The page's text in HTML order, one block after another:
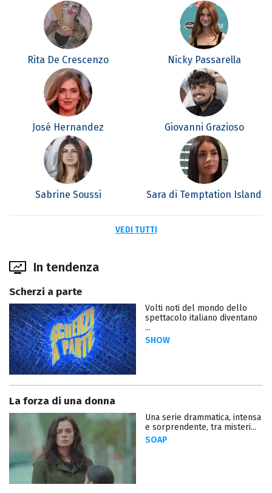
Rita De Crescenzo Nicky Passarella
José Hernandez Giovanni Grazioso
Sabrine Soussi Sara di Temptation Island
VEDI TUTTI
In tendenza
Scherzi a parte
Volti noti del mondo dello
spettacolo italiano diventano
...
SHOW
La forza di una donna
Una serie drammatica, intensa
e sorprendente, tra misteri...
SOAP